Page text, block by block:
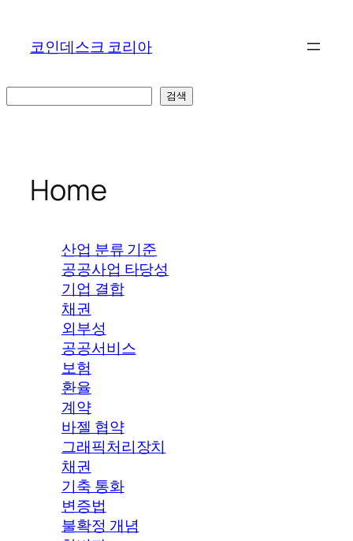
바
코인데스크 코리아
검색
Home
산업 분류 기준
공공사업 타당성
기업 결합
채권
외부성
공공서비스
보험
환율
계약
바젤 협약
그래픽처리장치
채권
기축 통화
변증법
불확정 개념